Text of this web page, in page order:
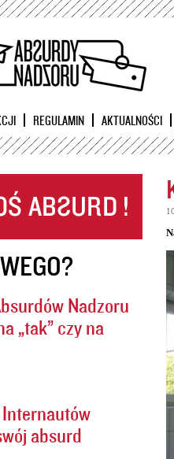
REGULAMIN AKTUALNOŚCI
Nadzoru
„tak” czy na
absurd